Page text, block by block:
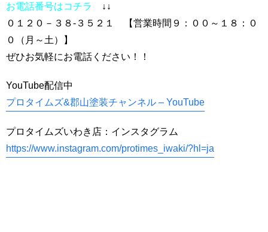
お電話番号はコチラ
↓↓
０１２０－３８-３５２１ 【営業時間９：００～１８：０
０（月～土）】
ぜひお気軽にお電話ください！！
YouTube配信中
プロタイムズ&郡山塗装チャンネル – YouTube
プロタイムズいわき店：インスタグラム
https://www.instagram.com/protimes_iwaki/?hl=ja